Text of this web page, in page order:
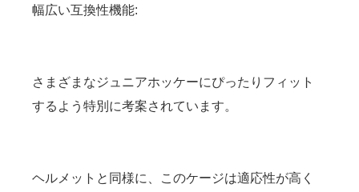
幅広い互換性機能:
さまざまなジュニアホッケーにぴったりフィット
するよう特別に考案されています。
ヘルメットと同様に、このケージは適応性が高く